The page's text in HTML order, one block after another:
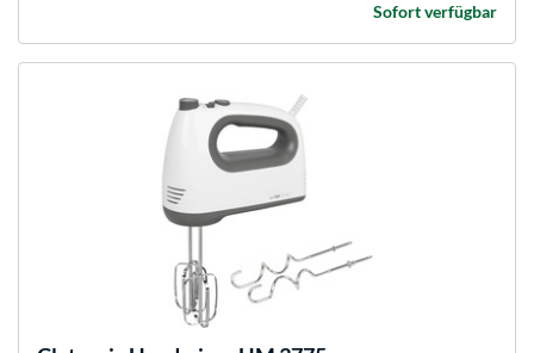
Sofort verfügbar